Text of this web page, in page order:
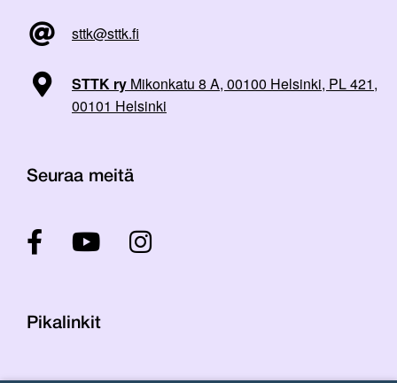
sttk@sttk.fi
STTK ry Mikonkatu 8 A, 00100 Helsinki, PL 421,
00101 Helsinki
Seuraa meitä
Pikalinkit